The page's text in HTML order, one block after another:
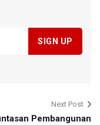
Next Post
Pembangunan